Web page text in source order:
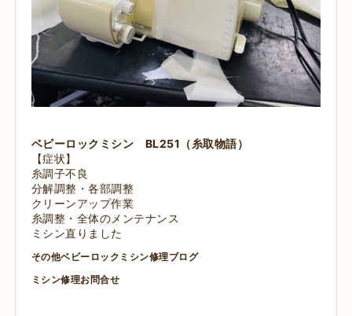
ベビーロックミシン BL251（糸取物語）
【症状】
糸調子不良
分解調整・各部調整
クリーンアップ作業
糸調整・全体のメンテナンス
ミシン直りました
その他ベビーロックミシン修理ブログ
ミシン修理お問合せ